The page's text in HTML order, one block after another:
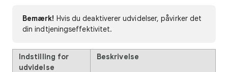
Bemærk! Hvis du deaktiverer udvidelser, påvirker det
din indtjeningseffektivitet.
Indstilling for
udvidelse
Beskrivelse